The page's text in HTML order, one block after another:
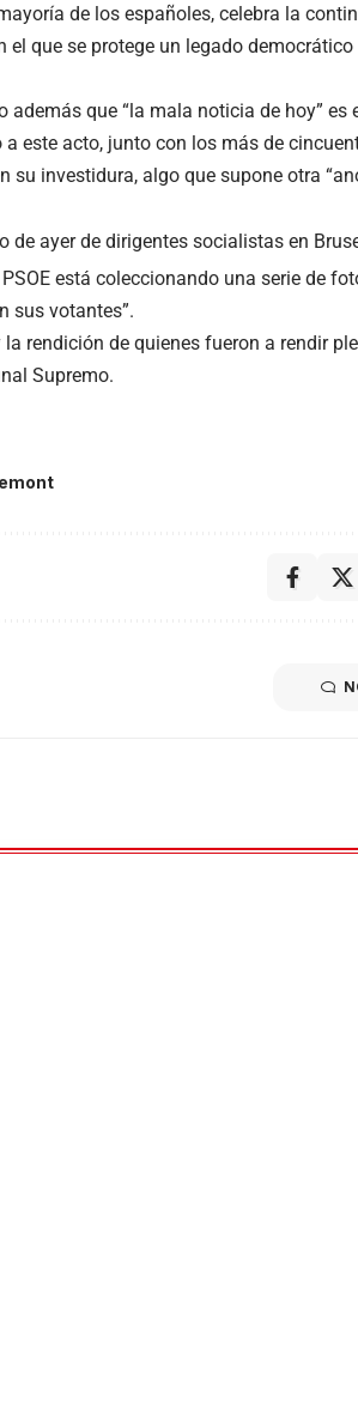
de los españoles, celebra la
el que se protege un legado
además que “la mala noticia de hoy” es
este acto, junto con los más de
su investidura, algo que supone otra
de ayer de dirigentes socialistas en
está coleccionando una serie de
sus votantes”.
rendición de quienes fueron a rendir
Supremo.